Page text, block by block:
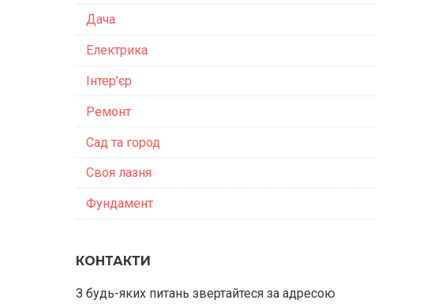
Дача
Електрика
Інтер'єр
Ремонт
Сад та город
Своя лазня
Фундамент
КОНТАКТИ
З будь-яких питань звертайтеся за адресою